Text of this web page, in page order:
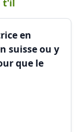
t'il
en
suisse ou y
que le